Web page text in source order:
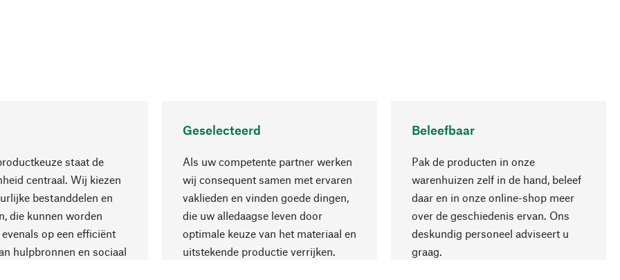
staat de
centraal. Wij kiezen
bestanddelen en
die kunnen worden
op een efficiënt
hulpbronnen en sociaal
Geselecteerd
Als uw competente partner werken
wij consequent samen met ervaren
vaklieden en vinden goede dingen,
die uw alledaagse leven door
optimale keuze van het materiaal en
uitstekende productie verrijken.
Beleefbaar
Pak de producten in onze
warenhuizen zelf in de hand, beleef
daar en in onze online-shop meer
over de geschiedenis ervan. Ons
deskundig personeel adviseert u
graag.
Naar boven